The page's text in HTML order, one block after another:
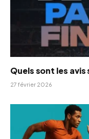
Quels sont les avis
27 février 2026